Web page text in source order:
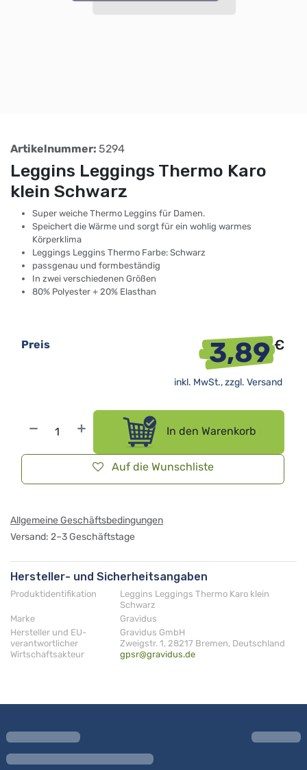
Artikelnummer: 5294
Leggins Leggings Thermo Karo
klein Schwarz
Super weiche Thermo Leggins für Damen.
Speichert die Wärme und sorgt für ein wohlig warmes
Körperklima
Leggings Leggins Thermo Farbe: Schwarz
passgenau und formbeständig
In zwei verschiedenen Größen
80% Polyester + 20% Elasthan
In den Warenkorb
Auf die Wunschliste
Preis 3,89€
inkl. MwSt., zzgl. Versand
Allgemeine Geschäftsbedingungen
Versand: 2–3 Geschäftstage
Hersteller- und Sicherheitsangaben
Produktidentifikation
Leggins Leggings Thermo Karo klein
Schwarz
Marke
Gravidus
Hersteller und EU-
verantwortlicher
Wirtschaftsakteur
Gravidus GmbH
Zweigstr. 1, 28217 Bremen, Deutschland
gpsr@gravidus.de